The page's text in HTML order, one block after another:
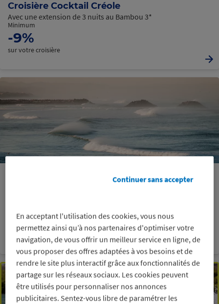
Croisière Cocktail Créole
Avec une extension de 3 nuits au Bambou 3*
Minimum
-9%
sur votre croisière
-9%
sur votre séjour
En acceptant l'utilisation des cookies, vous nous
permettez ainsi qu’à nos partenaires d'optimiser votre
navigation, de vous offrir un meilleur service en ligne, de
vous proposer des offres adaptées à vos besoins et de
rendre le site plus interactif grâce aux fonctionnalités de
partage sur les réseaux sociaux. Les cookies peuvent
être utilisés pour personnaliser nos annonces
publicitaires. Sentez-vous libre de paramétrer les
Continuer sans accepter